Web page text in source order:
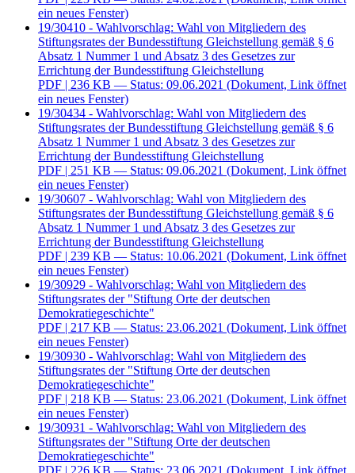
ein neues Fenster)
19/30410 - Wahlvorschlag: Wahl von Mitgliedern des
Stiftungsrates der Bundesstiftung Gleichstellung gemäß § 6
Absatz 1 Nummer 1 und Absatz 3 des Gesetzes zur
Errichtung der Bundesstiftung Gleichstellung
PDF | 236 KB — Status: 09.06.2021 (Dokument, Link öffnet
ein neues Fenster)
19/30434 - Wahlvorschlag: Wahl von Mitgliedern des
Stiftungsrates der Bundesstiftung Gleichstellung gemäß § 6
Absatz 1 Nummer 1 und Absatz 3 des Gesetzes zur
Errichtung der Bundesstiftung Gleichstellung
PDF | 251 KB — Status: 09.06.2021 (Dokument, Link öffnet
ein neues Fenster)
19/30607 - Wahlvorschlag: Wahl von Mitgliedern des
Stiftungsrates der Bundesstiftung Gleichstellung gemäß § 6
Absatz 1 Nummer 1 und Absatz 3 des Gesetzes zur
Errichtung der Bundesstiftung Gleichstellung
PDF | 239 KB — Status: 10.06.2021 (Dokument, Link öffnet
ein neues Fenster)
19/30929 - Wahlvorschlag: Wahl von Mitgliedern des
Stiftungsrates der "Stiftung Orte der deutschen
Demokratiegeschichte"
PDF | 217 KB — Status: 23.06.2021 (Dokument, Link öffnet
ein neues Fenster)
19/30930 - Wahlvorschlag: Wahl von Mitgliedern des
Stiftungsrates der "Stiftung Orte der deutschen
Demokratiegeschichte"
PDF | 218 KB — Status: 23.06.2021 (Dokument, Link öffnet
ein neues Fenster)
19/30931 - Wahlvorschlag: Wahl von Mitgliedern des
Stiftungsrates der "Stiftung Orte der deutschen
Demokratiegeschichte"
PDF | 226 KB — Status: 23.06.2021 (Dokument, Link öffnet